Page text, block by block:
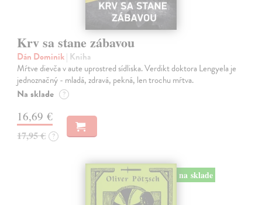
Krv sa stane zábavou
Dán Dominik| Kniha
Mŕtve dievča v aute uprostred sídliska. Verdikt doktora Lengyela je
jednoznačný - mladá, zdravá, pekná, len trochu mŕtva.
Na sklade ?
16,69 €
17,95 € ?
na sklade